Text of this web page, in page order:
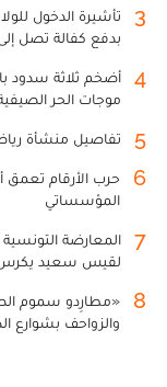
3
بدفع كفالة تصل إلى 20 ألف
4
أضخم ثلاثة سدود
موجات الحر
5 تفاصيل منشأة
6
حرب الأرقام تعمق
المؤسساتي
7
المعارضة
لقيس سعيد يكرس
8
«مطارِدو سموم
والزواحف بشوارع